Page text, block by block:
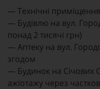
— Технічні
— Будівлю на вул.
понад 2 тисячі грн)
— Аптеку на вул.
згодом
— Будинок на Січових
ажіотажу через